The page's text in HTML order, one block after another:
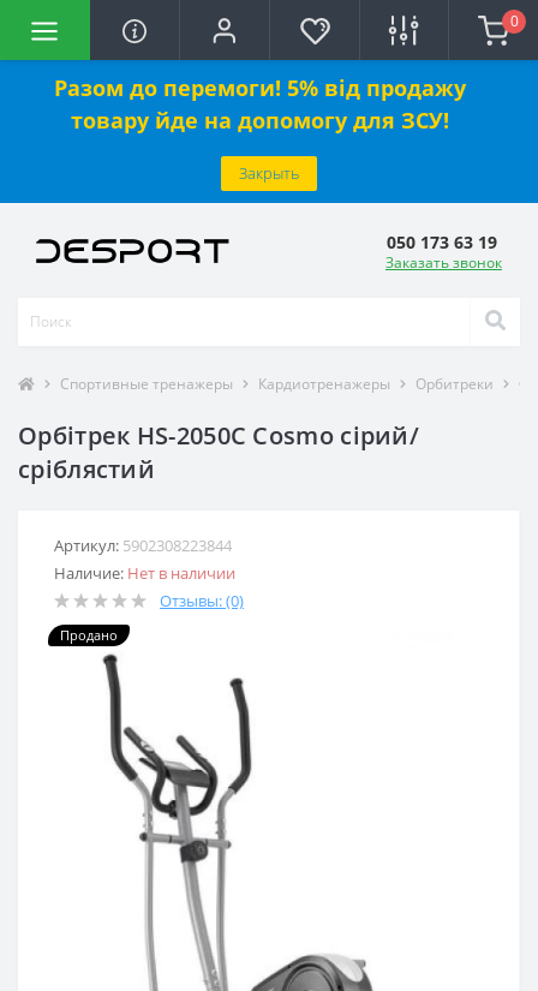
Разом до перемоги! 5% від продажу
товару йде на допомогу для ЗСУ!
Закрыть
0
050 173 63 19
Заказать звонок
Спортивные тренажеры Кардиотренажеры Орбитреки
Орбітрек HS-2050C Cosmo сірий/
сріблястий
Артикул: 5902308223844
Наличие: Нет в наличии
Отзывы: (0)
Продано